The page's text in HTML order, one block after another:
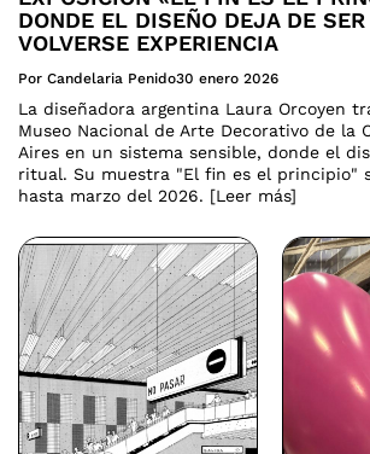
DONDE EL DISEÑO DEJA DE
VOLVERSE EXPERIENCIA
Por Candelaria Penido30 enero 2026
La diseñadora argentina Laura Orcoyen
Museo Nacional de Arte Decorativo de la
Aires en un sistema sensible, donde el
ritual. Su muestra "El fin es el principio"
hasta marzo del 2026. [Leer más]